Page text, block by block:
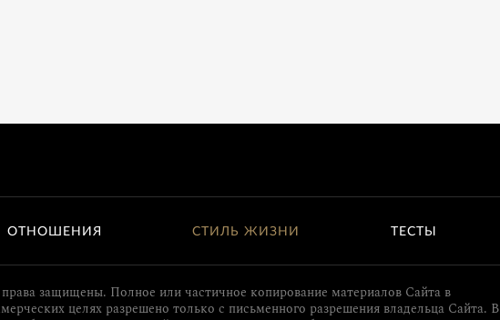
ОТНОШЕНИЯ СТИЛЬ ЖИЗНИ ТЕСТЫ
защищены. Полное или частичное копирование материалов Сайта в
целях разрешено только с письменного разрешения владельца Сайта. В